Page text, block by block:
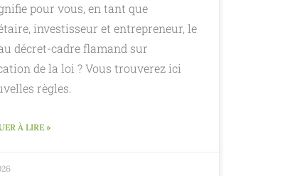
pour vous, en tant que
investisseur et entrepreneur, le
décret-cadre flamand sur
de la loi ? Vous trouverez ici
règles.
À LIRE »